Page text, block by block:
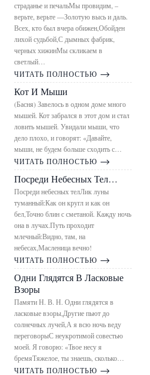
страданье и печальМы провидим, –
верьте, верьте —Золотую высь и даль.
Всех, кто был вчера обижен,Обойден
лихой судьбой,С дымных фабрик,
черных хижинМы скликаем в
светлый…
ЧИТАТЬ ПОЛНОСТЬЮ
Кот И Мыши
(Басня) Завелось в одном доме много
мышей. Кот забрался в этот дом и стал
ловить мышей. Увидали мыши, что
дело плохо, и говорят: «Давайте,
мыши, не будем больше сходить с…
ЧИТАТЬ ПОЛНОСТЬЮ
Посреди Небесных Тел…
Посреди небесных телЛик луны
туманный:Как он кругл и как он
бел,Точно блин с сметаной. Кажду ночь
она в лучах.Путь проходит
млечный:Видно, там, на
небесах,Масленица вечно!
ЧИТАТЬ ПОЛНОСТЬЮ
Одни Глядятся В Ласковые
Взоры
Памяти Н. В. Н. Одни глядятся в
ласковые взоры,Другие пьют до
солнечных лучей,А я всю ночь веду
переговорыС неукротимой совестью
моей. Я говорю: «Твое несу я
бремяТяжелое, ты знаешь, сколько…
ЧИТАТЬ ПОЛНОСТЬЮ